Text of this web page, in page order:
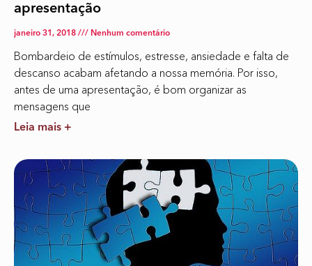
apresentação
janeiro 31, 2018 Nenhum comentário
Bombardeio de estímulos, estresse, ansiedade e falta de
descanso acabam afetando a nossa memória. Por isso,
antes de uma apresentação, é bom organizar as
mensagens que
Leia mais +